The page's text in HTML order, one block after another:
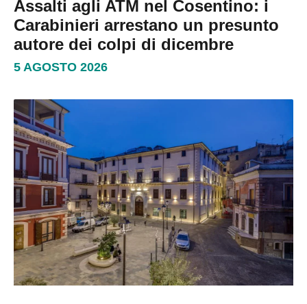
Assalti agli ATM nel Cosentino: i
Carabinieri arrestano un presunto
autore dei colpi di dicembre
5 AGOSTO 2026